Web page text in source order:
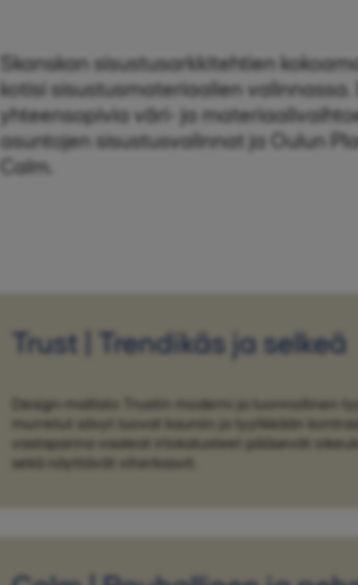
Skanskan sisustusarkkitehtien
kotisi sisustusmateriaalien
yhteensopivia väri- ja
asuntojen sisustusvalinnat ja Oulun
Calm.
Trust | Trendikäs ja selkeä
Design-mallisto Trustin moderni ja luonnollinen
murretut sävyt luovat kauniin ja tyylikkään
vastaparina vaaleat irtokalusteet pääsevät
sekä näyttävät viherkasvit.